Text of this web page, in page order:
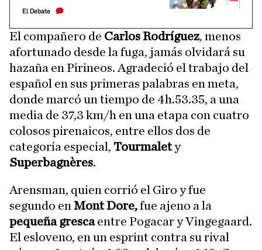
El Debate
El compañero de Carlos Rodríguez, menos
afortunado desde la fuga, jamás olvidará su
hazaña en Pirineos. Agradeció el trabajo del
español en sus primeras palabras en meta,
donde marcó un tiempo de 4h.53.35, a una
media de 37,3 km/h en una etapa con cuatro
colosos pirenaicos, entre ellos dos de
categoría especial, Tourmalety
Superbagnères.
Arensman, quien corrió el Giro y fue
segundo en Mont Dore,fue ajeno a la
pequeña grescaentre Pogacar y Vingegaard.
El esloveno, en un esprint contra su rival